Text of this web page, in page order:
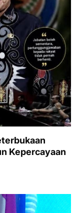
Kepercayaan